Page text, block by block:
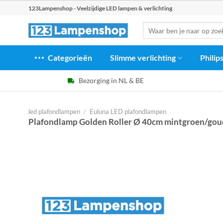
123Lampenshop - Veelzijdige LED lampen & verlichting
naar:
Categorieën Slimme verlichting Philips
Bezorging in NL & BE
led plafondlampen / Euluna LED plafondlampen
Plafondlamp Golden Roller Ø 40cm mintgroen/